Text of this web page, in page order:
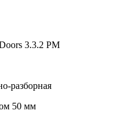
3.3.2 PM
разборная
50 мм